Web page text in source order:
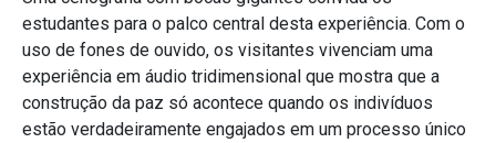
estudantes para o palco central desta experiência. Com o
uso de fones de ouvido, os visitantes vivenciam uma
experiência em áudio tridimensional que mostra que a
construção da paz só acontece quando os indivíduos
estão verdadeiramente engajados em um processo único